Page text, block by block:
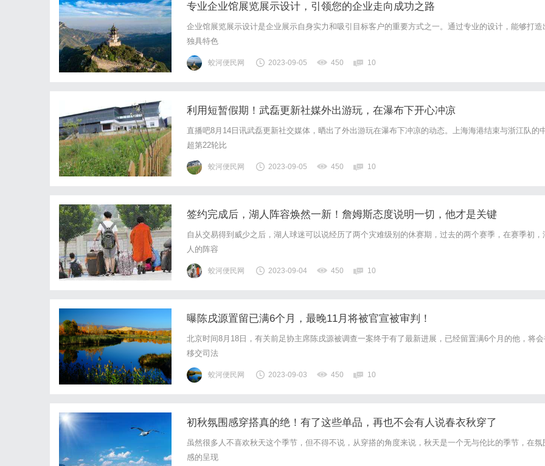
专业企业馆展览展示设计，引领您的企业走向成功之路
企业馆展览展示设计是企业展示自身实力和吸引目标客户的重要方式之一。通过专业的设计，能够打造
独具特色
蛟河便民网 2023-09-05 450 10
利用短暂假期！武磊更新社媒外出游玩，在瀑布下开心冲凉
直播吧8月14日讯武磊更新社交媒体，晒出了外出游玩在瀑布下冲凉的动态。上海海港结束与浙江队的
超第22轮比
蛟河便民网 2023-09-05 450 10
签约完成后，湖人阵容焕然一新！詹姆斯态度说明一切，他才是关键
自从交易得到威少之后，湖人球迷可以说经历了两个灾难级别的休赛期，过去的两个赛季，在赛季初，
人的阵容
蛟河便民网 2023-09-04 450 10
曝陈戌源置留已满6个月，最晚11月将被官宣被审判！
北京时间8月18日，有关前足协主席陈戌源被调查一案终于有了最新进展，已经留置满6个月的他，将
移交司法
蛟河便民网 2023-09-03 450 10
初秋氛围感穿搭真的绝！有了这些单品，再也不会有人说春衣秋穿了
虽然很多人不喜欢秋天这个季节，但不得不说，从穿搭的角度来说，秋天是一个无与伦比的季节，在氛
感的呈现